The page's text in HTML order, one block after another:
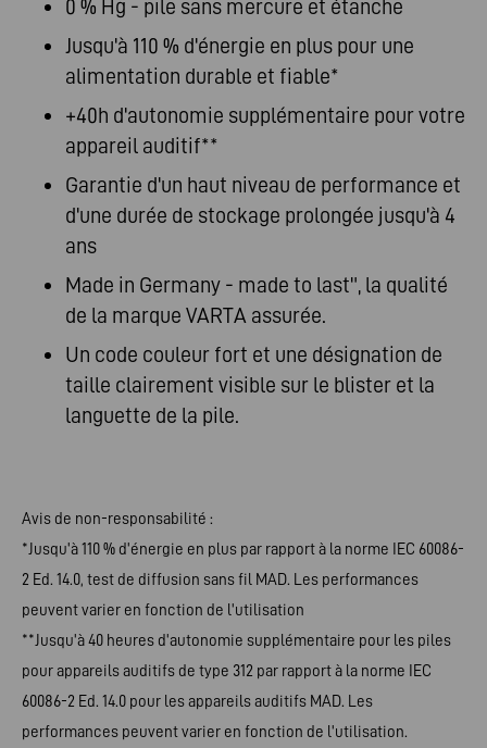
0 % Hg - pile sans mercure et étanche
Jusqu'à 110 % d'énergie en plus pour une
alimentation durable et fiable*
+40h d'autonomie supplémentaire pour votre
appareil auditif**
Garantie d'un haut niveau de performance et
d'une durée de stockage prolongée jusqu'à 4
ans
Made in Germany - made to last", la qualité
de la marque VARTA assurée.
Un code couleur fort et une désignation de
taille clairement visible sur le blister et la
languette de la pile.
Avis de non-responsabilité :
*Jusqu'à 110 % d'énergie en plus par rapport à la norme IEC 60086-
2 Ed. 14.0, test de diffusion sans fil MAD. Les performances
peuvent varier en fonction de l'utilisation
**Jusqu'à 40 heures d'autonomie supplémentaire pour les piles
pour appareils auditifs de type 312 par rapport à la norme IEC
60086-2 Ed. 14.0 pour les appareils auditifs MAD. Les
performances peuvent varier en fonction de l'utilisation.